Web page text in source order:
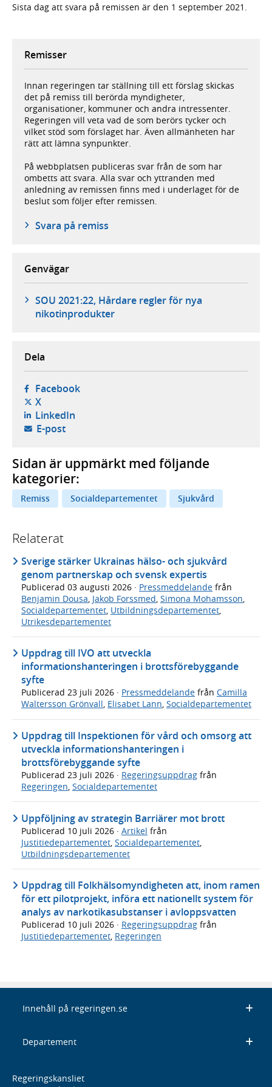
Sista dag att svara på remissen är den 1 september 2021.
Remisser
Innan regeringen tar ställning till ett förslag skickas
det på remiss till berörda myndigheter,
organisationer, kommuner och andra intressenter.
Regeringen vill veta vad de som berörs tycker och
vilket stöd som förslaget har. Även allmänheten har
rätt att lämna synpunkter.
På webbplatsen publiceras svar från de som har
ombetts att svara. Alla svar och yttranden med
anledning av remissen finns med i underlaget för de
beslut som följer efter remissen.
Svara på remiss
Genvägar
SOU 2021:22, Hårdare regler för nya
nikotinprodukter
Dela
Facebook- öppnas i ny flik, extern webbplats,
X- öppnas i ny flik, extern webbplats,
LinkedIn- öppnas i ny flik, extern webbplats,
E-post- öppnar din e-postklient,
Sidan är uppmärkt med följande
kategorier:
Remiss Socialdepartementet Sjukvård
Relaterat
Sverige stärker Ukrainas hälso- och sjukvård
genom partnerskap och svensk expertis
Publicerad 03 augusti 2026 · Pressmeddelande från
Benjamin Dousa Jakob Forssmed Simona Mohamsson
Socialdepartementet Utbildningsdepartementet
Utrikesdepartementet
Uppdrag till IVO att utveckla
informationshanteringen i brottsförebyggande
syfte
Publicerad 23 juli 2026 · Pressmeddelande från Camilla
Waltersson Grönvall, Elisabet Lann, Socialdepartementet
Uppdrag till Inspektionen för vård och omsorg att
utveckla informationshanteringen i
brottsförebyggande syfte
Publicerad 23 juli 2026 · Regeringsuppdrag från
Regeringen, Socialdepartementet
Uppföljning av strategin Barriärer mot brott
Publicerad 10 juli 2026 · Artikel från
Justitiedepartementet Socialdepartementet
Utbildningsdepartementet
Uppdrag till Folkhälsomyndigheten att, inom ramen
för ett pilotprojekt, införa ett nationellt system för
analys av narkotikasubstanser i avloppsvatten
Publicerad 10 juli 2026 · Regeringsuppdrag från
Justitiedepartementet, Regeringen
Innehåll på regeringen.se
Departement
Regeringskansliet